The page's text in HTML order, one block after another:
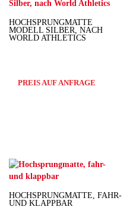
HOCHSPRUNGMATTE
MODELL SILBER, NACH
WORLD ATHLETICS
PREIS AUF ANFRAGE
HOCHSPRUNGMATTE, FAHR-
UND KLAPPBAR